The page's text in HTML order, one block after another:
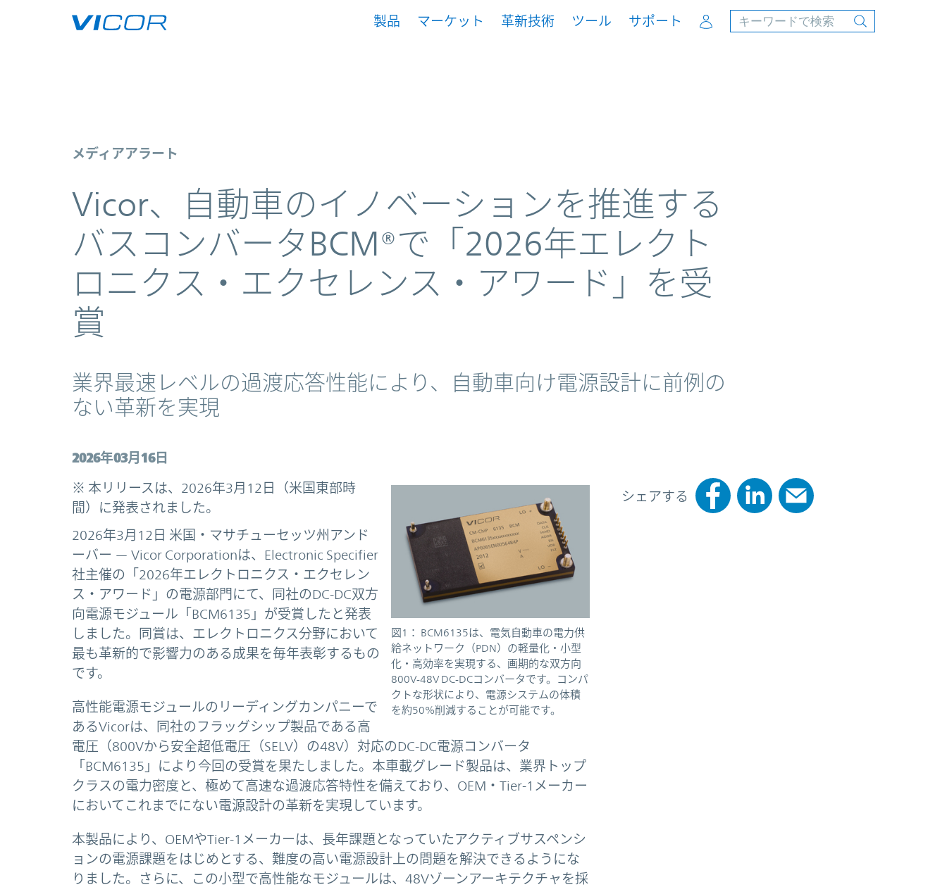
製品 マーケット 革新技術 ツール サポート Account
Vicor BCM® bus converter wins 2026 Electronics Excellence Award for automotive innovation
メディアアラート
Vicor、自動車のイノベーションを推進する
バスコンバータBCM®で「2026年エレクト
ロニクス・エクセレンス・アワード」を受
賞
業界最速レベルの過渡応答性能により、自動車向け電源設計に前例の
ない革新を実現
2026年03月16日
シェアする
図1： BCM6135は、電気自動車の電力供
給ネットワーク（PDN）の軽量化・小型
化・高効率を実現する、画期的な双方向
800V-48V DC-DCコンバータです。コンパ
クトな形状により、電源システムの体積
を約50%削減することが可能です。
※ 本リリースは、2026年3月12日（米国東部時
間）に発表されました。
2026年3月12日 米国・マサチューセッツ州アンド
ーバー — Vicor Corporationは、Electronic Specifier
社主催の「2026年エレクトロニクス・エクセレン
ス・アワード」の電源部門にて、同社のDC-DC双方
向電源モジュール「BCM6135」が受賞したと発表
しました。同賞は、エレクトロニクス分野において
最も革新的で影響力のある成果を毎年表彰するもの
です。
高性能電源モジュールのリーディングカンパニーで
あるVicorは、同社のフラッグシップ製品である高
電圧（800Vから安全超低電圧（SELV）の48V）対応のDC-DC電源コンバータ
「BCM6135」により今回の受賞を果たしました。本車載グレード製品は、業界トップ
クラスの電力密度と、極めて高速な過渡応答特性を備えており、OEM・Tier-1メーカー
においてこれまでにない電源設計の革新を実現しています。
本製品により、OEMやTier-1メーカーは、長年課題となっていたアクティブサスペンシ
ョンの電源課題をはじめとする、難度の高い電源設計上の問題を解決できるようにな
りました。さらに、この小型で高性能なモジュールは、48Vゾーンアーキテクチャを採